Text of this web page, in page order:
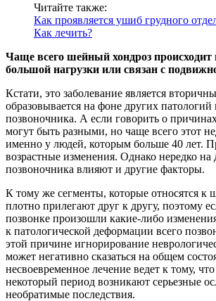
Читайте также:
Как проявляется ушиб грудного
Как лечить?
Чаще всего шейный хондроз происходит
большой нагрузки или связан с
Кстати, это заболевание является
образовывается на фоне других патологий
позвоночника. А если говорить о
могут быть разными, но чаще всего этот
именно у людей, которым больше 40 лет.
возрастные изменения. Однако нередко
позвоночника влияют и другие факторы.
К тому же сегменты, которые относятся к
плотно прилегают друг к другу, поэтому
позвонке произошли какие-либо
к патологической деформации всего
этой причине игнорирование
может негативно сказаться на общем
несвоевременное лечение ведет к тому,
некоторый период возникают серьезные
необратимые последствия.